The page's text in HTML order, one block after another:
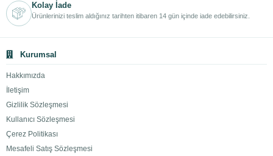
Kolay İade
Ürünlerinizi teslim aldığınız tarihten itibaren 14 gün içinde iade edebilirsiniz.
Kurumsal
Hakkımızda
İletişim
Gizlilik Sözleşmesi
Kullanıcı Sözleşmesi
Çerez Politikası
Mesafeli Satış Sözleşmesi